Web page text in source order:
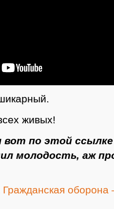
живых!
вот по этой
молодость, аж